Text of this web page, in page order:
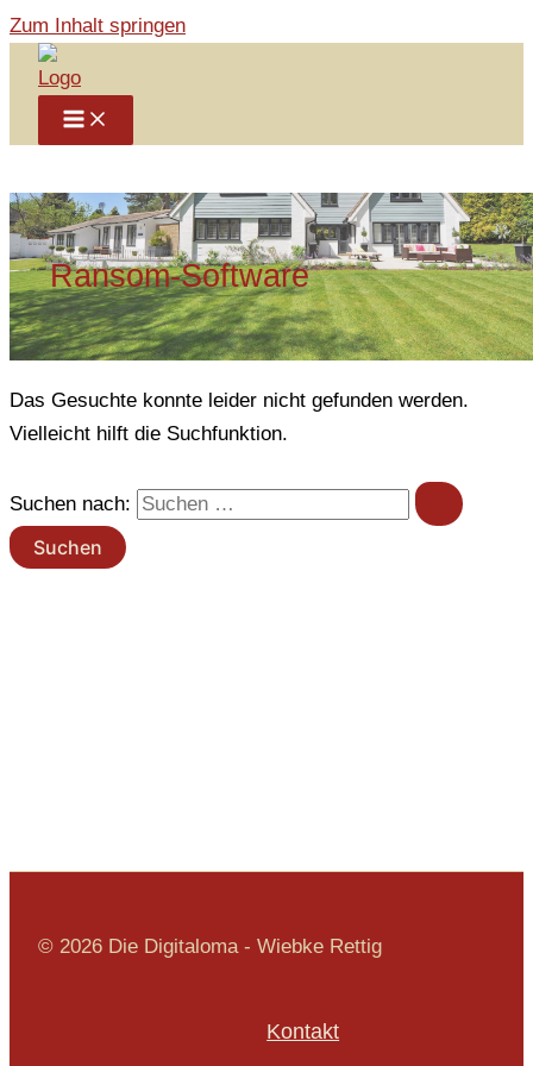
Zum Inhalt springen
Ransom-Software
Das Gesuchte konnte leider nicht gefunden werden.
Vielleicht hilft die Suchfunktion.
Suchen nach:
© 2026 Die Digitaloma - Wiebke Rettig
Kontakt